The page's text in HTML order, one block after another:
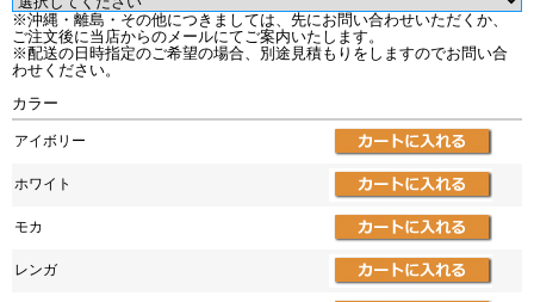
※沖縄・離島・その他につきましては、先にお問い合わせいただくか、
ご注文後に当店からのメールにてご案内いたします。
※配送の日時指定のご希望の場合、別途見積もりをしますのでお問い合
わせください。
カラー
アイボリー
ホワイト
モカ
レンガ